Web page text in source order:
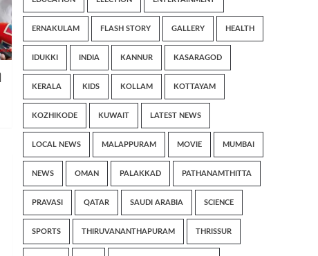
ERNAKULAM FLASH STORY GALLERY HEALTH
IDUKKI INDIA KANNUR KASARAGOD
KERALA KIDS KOLLAM KOTTAYAM
KOZHIKODE KUWAIT LATEST NEWS
LOCAL NEWS MALAPPURAM MOVIE MUMBAI
NEWS OMAN PALAKKAD PATHANAMTHITTA
PRAVASI QATAR SAUDI ARABIA SCIENCE
SPORTS THIRUVANANTHAPURAM THRISSUR